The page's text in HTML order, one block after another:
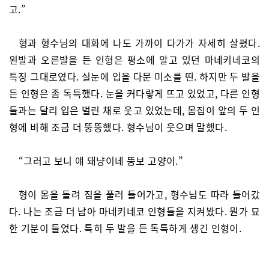
고.”
형과 형수님의 대화에 나도 가까이 다가가 자세히 살폈다.
왼발과 오른발을 든 인형은 평소에 알고 있던 마네키네코의
특징 그대로였다. 실눈에 입을 다문 미소를 띤. 하지만 두 발을
든 인형은 좀 독특했다. 눈을 커다랗게 뜨고 있었고, 다른 인형
들과는 달리 입은 벌린 채로 웃고 있었는데, 몸집이 앞의 두 인
형에 비해 조금 더 뚱뚱했다. 형수님이 웃으며 말했다.
“그러고 보니 얘 돼냥이네 뚱보 고양이.”
형이 몸을 돌려 짐을 풀러 들어가고, 형수님도 따라 들어갔
다. 나는 조금 더 남아 마네키네코 인형들을 지켜봤다. 뭔가 묘
한 기분이 들었다. 특히 두 발을 든 독특하게 생긴 인형이.